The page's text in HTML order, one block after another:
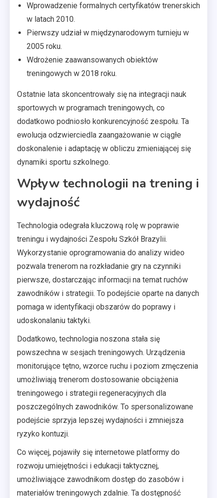
Wprowadzenie formalnych certyfikatów trenerskich
w latach 2010.
Pierwszy udział w międzynarodowym turnieju w
2005 roku.
Wdrożenie zaawansowanych obiektów
treningowych w 2018 roku.
Ostatnie lata skoncentrowały się na integracji nauk
sportowych w programach treningowych, co
dodatkowo podniosło konkurencyjność zespołu. Ta
ewolucja odzwierciedla zaangażowanie w ciągłe
doskonalenie i adaptację w obliczu zmieniającej się
dynamiki sportu szkolnego.
Wpływ technologii na trening i
wydajność
Technologia odegrała kluczową rolę w poprawie
treningu i wydajności Zespołu Szkół Brazylii.
Wykorzystanie oprogramowania do analizy wideo
pozwala trenerom na rozkładanie gry na czynniki
pierwsze, dostarczając informacji na temat ruchów
zawodników i strategii. To podejście oparte na danych
pomaga w identyfikacji obszarów do poprawy i
udoskonalaniu taktyki.
Dodatkowo, technologia noszona stała się
powszechna w sesjach treningowych. Urządzenia
monitorujące tętno, wzorce ruchu i poziom zmęczenia
umożliwiają trenerom dostosowanie obciążenia
treningowego i strategii regeneracyjnych dla
poszczególnych zawodników. To spersonalizowane
podejście sprzyja lepszej wydajności i zmniejsza
ryzyko kontuzji.
Co więcej, pojawiły się internetowe platformy do
rozwoju umiejętności i edukacji taktycznej,
umożliwiające zawodnikom dostęp do zasobów i
materiałów treningowych zdalnie. Ta dostępność